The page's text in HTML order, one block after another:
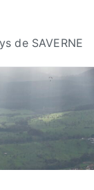
de SAVERNE